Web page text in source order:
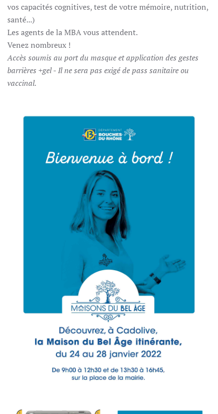
vos capacités cognitives, test de votre mémoire, nutrition,
santé...)
Les agents de la MBA vous attendent.
Venez nombreux !
Accès soumis au port du masque et application des gestes
barrières +gel -Il ne sera pas exigé de pass sanitaire ou
vaccinal.